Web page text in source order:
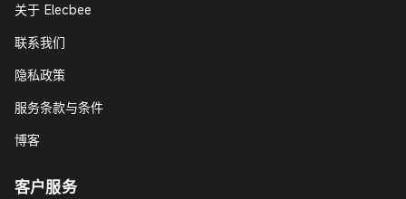
关于 Elecbee
联系我们
隐私政策
服务条款与条件
博客
客户服务